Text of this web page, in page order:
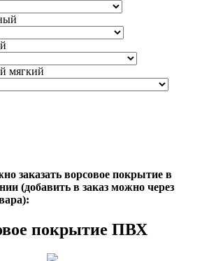
мягкий
заказать ворсовое покрытие в
(добавить в заказ можно через
покрытие ПВХ